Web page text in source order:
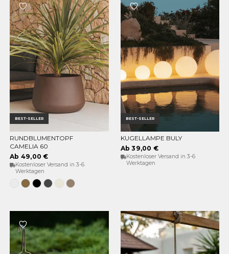
BEST-SELLER
OPTIONEN WÄHLEN
RUNDBLUMENTOPF
CAMELIA 60
Ab 49,00 €
Kostenloser Versand in 3-6
Werktagen
WeissBronzeSchwarz
Anthrazit
Opak-
Beige
Taupe
BEST-SELLER
OPTIONEN WÄHLEN
KUGELLAMPE BULY
Ab 39,00 €
Kostenloser Versand in 3-6
Werktagen